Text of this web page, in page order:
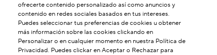
ACERCA DE NOSOTROS
ofrecerte contenido personalizado así como anuncios y
contenido en redes sociales basados en tus intereses.
Puedes seleccionar tus preferencias de cookies u obtener
más información sobre las cookies clickando en
Personalizar o en cualquier momento en nuestra Política de
Privacidad. Puedes clickar en Aceptar o Rechazar para